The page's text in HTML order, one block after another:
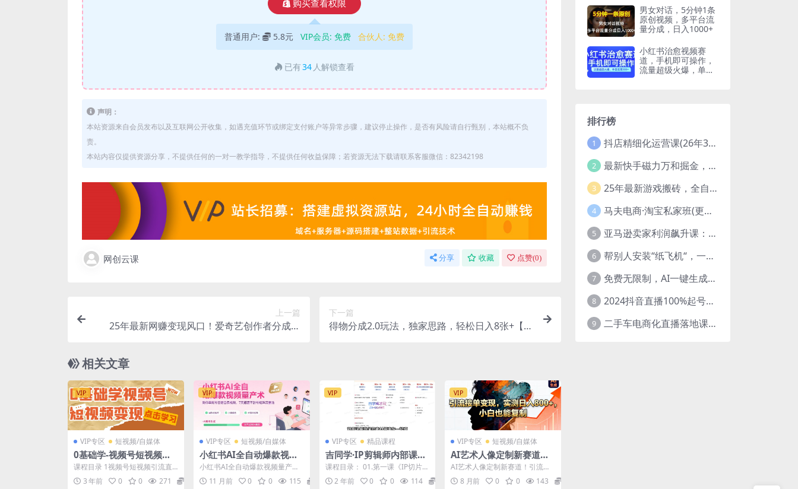
购买查看权限
普通用户: 5.8元 VIP会员: 免费 合伙人: 免费
已有34 人解锁查看
声明：
本站资源来自会员发布以及互联网公开收集，如遇充值环节或绑定支付账户等异常步骤，建议停止操作，是否有风险请自行甄别，本站概不负
责。
本站内容仅提供资源分享，不提供任何的一对一教学指导，不提供任何收益保障；若资源无法下载请联系客服微信：82342198
网创云课 分享 收藏 点赞(0)
上一篇
25年最新网赚变现风口！爱奇艺创作者分成计
下一篇
得物分成2.0玩法，独家思路，轻松日入8张+【揭
相关文章
VIP
VIP专区 短视频/自媒体
0基础学-视频号短视频变
现：适合新人学习的短视
频变现课（10节课）
课程目录 1视频号短视频引流直
播变现模式mp4 2如何注册多个
视频号及账号搭建m...
3 年前 0 0 271
VIP
VIP专区 短视频/自媒体
小红书AI全自动爆款视频
量产术，助你单账号日更
百条视频，7天搭建不封号
矩阵流量池(更新9月)
小红书AI全自动爆款视频量产
术，助你单账号日更百条视频，7
天搭建不封号矩阵流量池...
11 月前 0 0 115 5.8
VIP
VIP专区 精品课程
吉同学·IP剪辑师内部课程
(更新11月)
课程目录： 01.第一课《IP切片
（挂车）视频剪辑课程》.mp4 0
2.第二课《...
2 年前 0 0 114
VIP
VIP专区 短视频/自媒体
AI艺术人像定制新赛道！
引流接单变现，实测日入8
张+，小白也能复制
AI艺术人像定制新赛道！引流接
单变现，实测日入8张+，小白也
能复制 项目介绍 这...
8 月前 0 0 143
男女对话，5分钟1条
原创视频，多平台流
量分成，日入1000+
小红书治愈视频赛
道，手机即可操作，
流量超级火爆，单日
排行榜
1 抖店精细化运营课(26年3月更新
2 最新快手磁力万和掘金，自动搬砖，轻松日入100-200，操作简单
3 25年最新游戏搬砖，全自动挂机，不需要玩游戏，单手机操作日入300+
4 马夫电商·淘宝私家班(更新3月)
5 亚马逊卖家利润飙升课：从品类成功公式到海王打法，让每个SKU都成爆款一路飙升(更新26年3月
6 帮别人安装“纸飞机“，一单赚10—30元不等：附：免费节点
7 免费无限制，AI一键生成原创中视频，轻松日入2000+，超简单，可矩阵，…
8 2024抖音直播100%起号方法 0粉丝0作品当天破千人在线 多种变现方式
9 二手车电商化直播落地课，从0到1带你玩转二手车直播